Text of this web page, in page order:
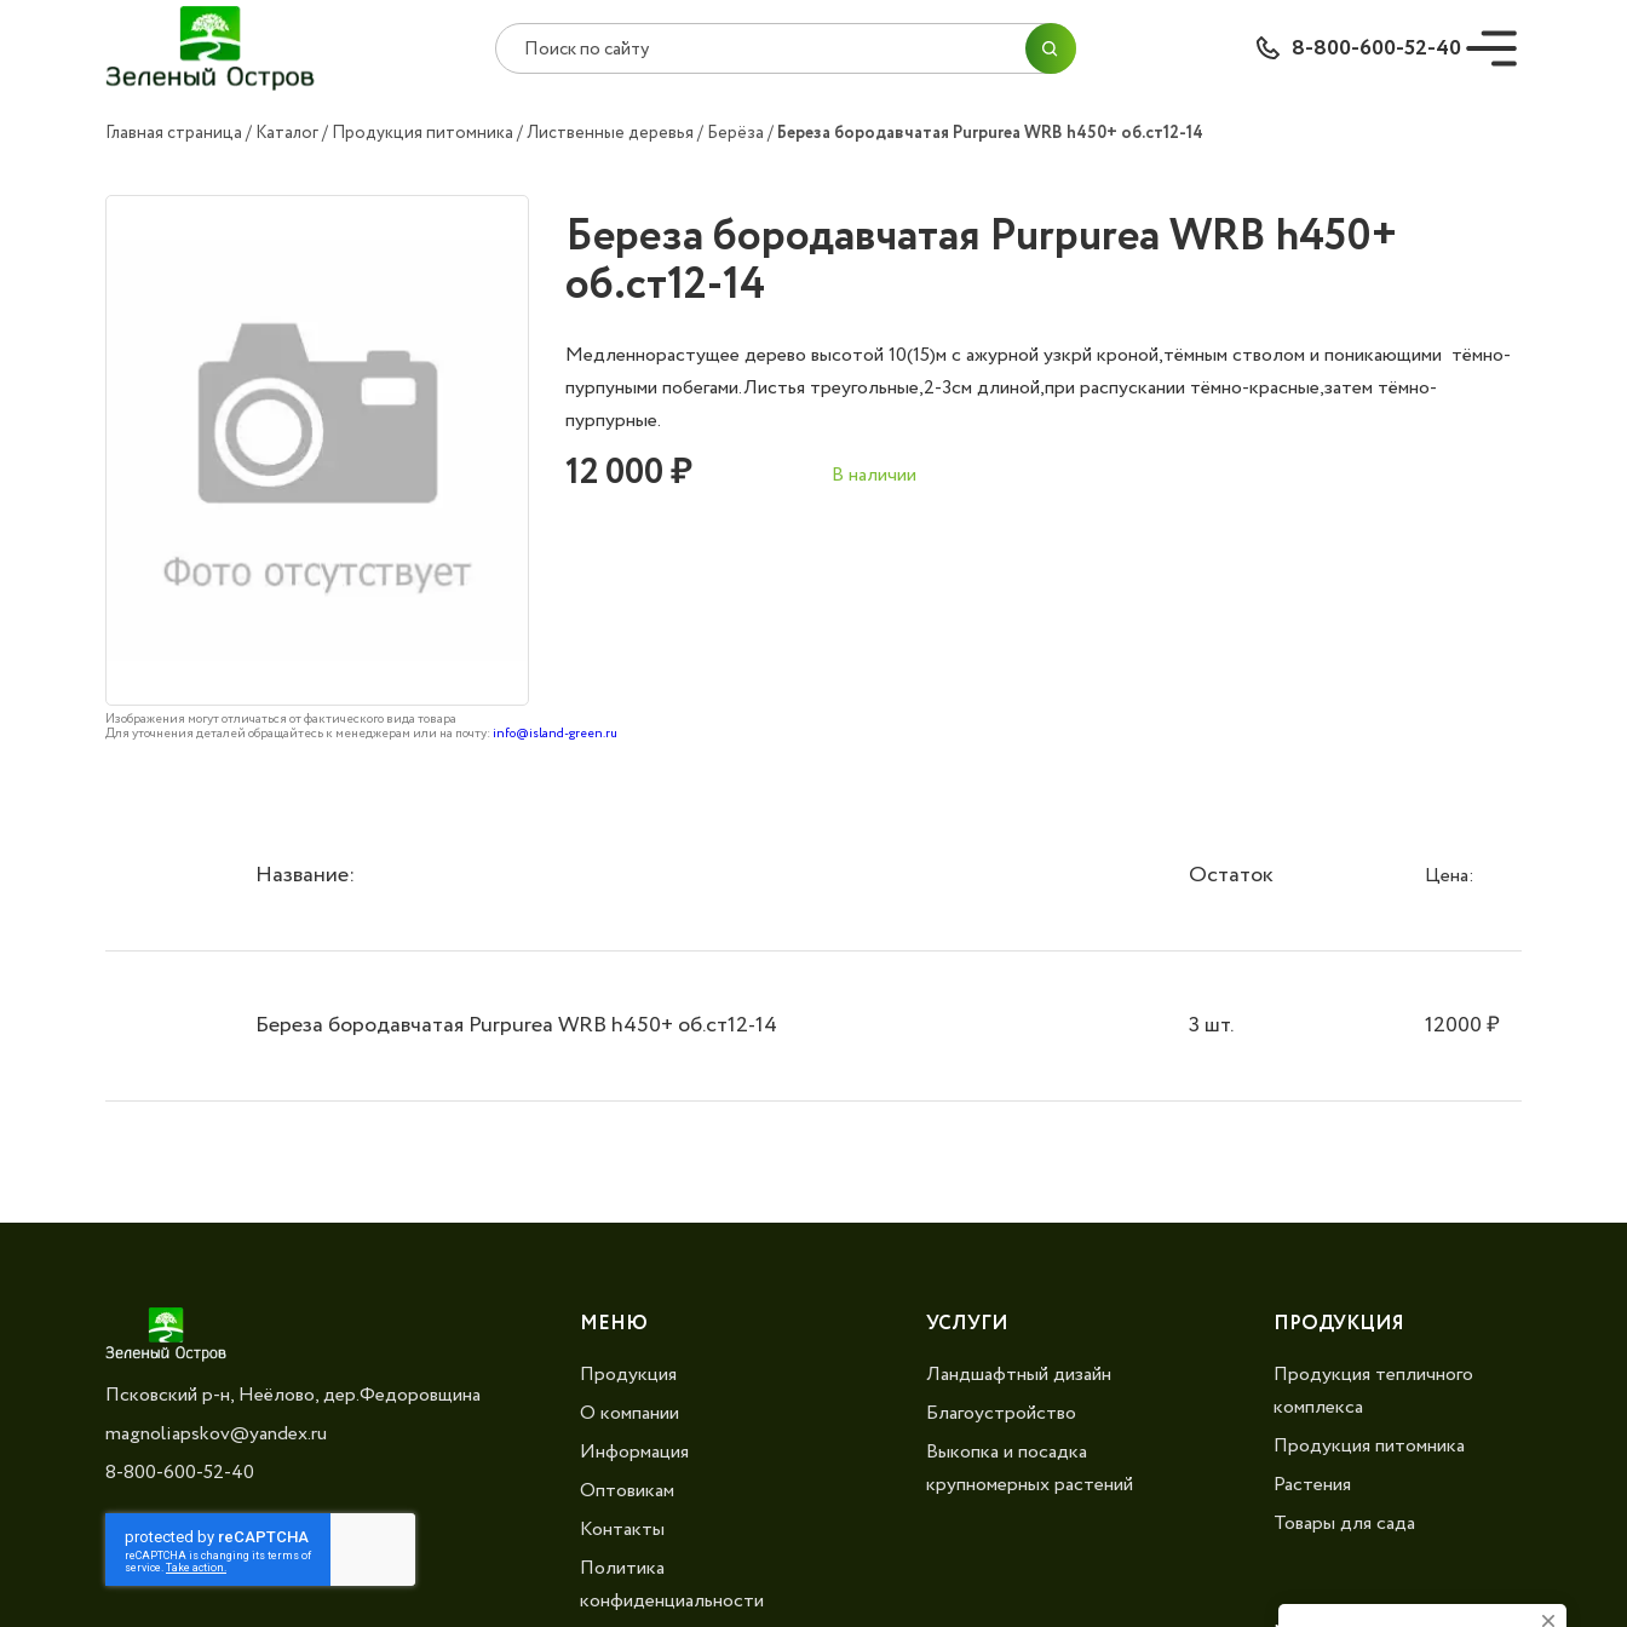
8-800-600-52-40
Главная страница Каталог Продукция питомника Лиственные деревья Берёза Береза бородавчатая Purpurea WRB h450+ об.ст12-14
Береза бородавчатая Purpurea WRB h450+
об.ст12-14
Медленнорастущее дерево высотой 10(15)м с ажурной узкрй кроной,тёмным стволом и поникающими тёмно-
пурпуными побегами.Листья треугольные,2-3см длиной,при распускании тёмно-красные,затем тёмно-
пурпурные.
12 000 ₽ В наличии
Изображения могут отличаться от фактического вида товара
Для уточнения деталей обращайтесь к менеджерам или на почту: info@island-green.ru
Название: Остаток Цена:
Береза бородавчатая Purpurea WRB h450+ об.ст12-14 3 шт. 12000₽
Псковский р-н, Неёлово, дер.Федоровщина
magnoliapskov@yandex.ru
8-800-600-52-40
МЕНЮ
Продукция
О компании
Информация
Оптовикам
Контакты
Политика
конфиденциальности
УСЛУГИ
Ландшафтный дизайн
Благоустройство
Выкопка и посадка
крупномерных растений
ПРОДУКЦИЯ
Продукция тепличного
комплекса
Продукция питомника
Растения
Товары для сада
ПЕРЕЙТИ В КОРЗИНУ
ПРОДОЛЖИТЬ ПОКУПКИ
Согласие наобработку персональных данных
ОК